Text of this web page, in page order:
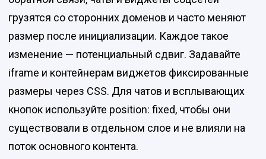
грузятся со сторонних доменов и часто меняют
размер после инициализации. Каждое такое
изменение — потенциальный сдвиг. Задавайте
iframe и контейнерам виджетов фиксированные
размеры через CSS. Для чатов и всплывающих
кнопок используйте position: fixed, чтобы они
существовали в отдельном слое и не влияли на
поток основного контента.